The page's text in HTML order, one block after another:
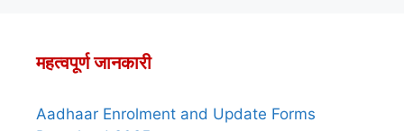
महत्वपूर्ण जानकारी
Aadhaar Enrolment and Update Forms